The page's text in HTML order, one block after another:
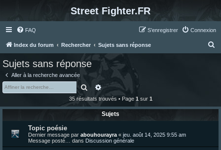
Street Fighter.FR
FAQ Connexion
S’enregistrer
Index du forum Rechercher Sujets sans réponse
Sujets sans réponse
Aller à la recherche avancée
RechercherRecherche avancée
35 résultats trouvés • Page 1 sur 1
Sujets
Topic poésie
Dernier message par abouhourayra « jeu. août 14, 2025 9:55 am
Message posté… dans Discussion générale